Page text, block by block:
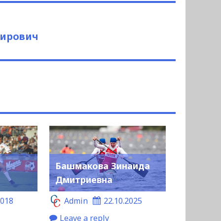
Башмакова Зинаида
Дмитриевна
Admin
22.10.2025
Leave a reply